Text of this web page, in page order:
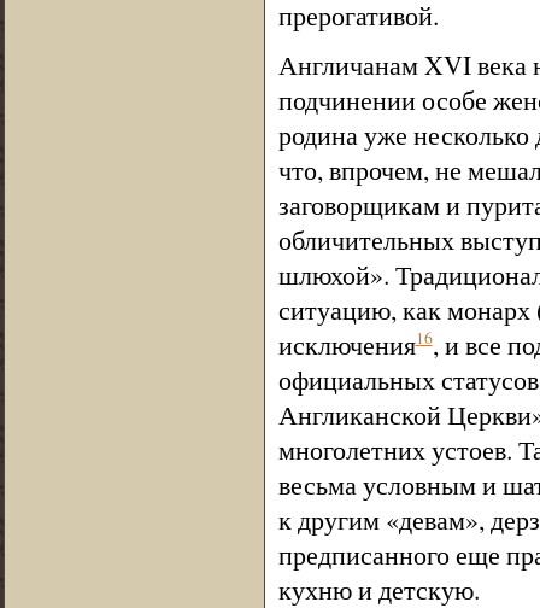
прерогативой.
Англичанам XVI века
подчинении особе
родина уже несколько
что, впрочем, не
заговорщикам и
обличительных
шлюхой».
ситуацию, как монарх
исключения16, и все
официальных
Англиканской
многолетних устоев.
весьма условным и
к другим «девам»,
предписанного еще
кухню и детскую.